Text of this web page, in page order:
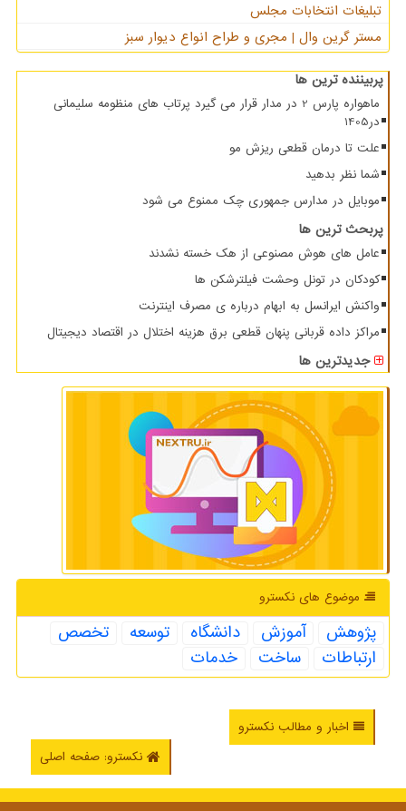
تبلیغات انتخابات مجلس
مستر گرین وال | مجری و طراح انواع دیوار سبز
پربیننده ترین ها
ماهواره پارس 2 در مدار قرار می گیرد پرتاب های منظومه سلیمانی
در1405
علت تا درمان قطعی ریزش مو
شما نظر بدهید
موبایل در مدارس جمهوری چک ممنوع می شود
پربحث ترین ها
عامل های هوش مصنوعی از هک خسته نشدند
کودکان در تونل وحشت فیلترشکن ها
واکنش ایرانسل به ابهام درباره ی مصرف اینترنت
مراکز داده قربانی پنهان قطعی برق هزینه اختلال در اقتصاد دیجیتال
جدیدترین ها
موضوع های نكسترو
پژوهش آموزش دانشگاه توسعه
تخصص
ارتباطات
ساخت خدمات
اخبار و مطالب نکسترو
نکسترو: صفحه اصلی